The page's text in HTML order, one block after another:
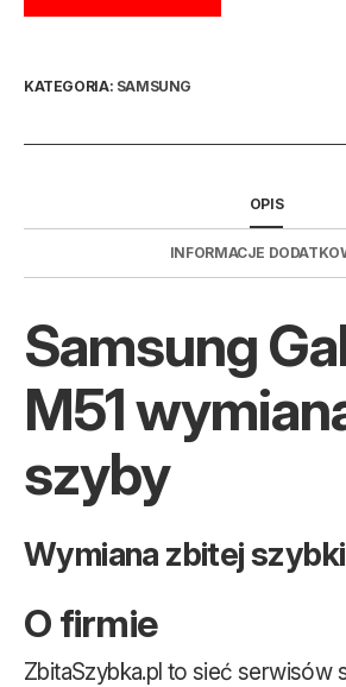
KATEGORIA: SAMSUNG
OPIS
INFORMACJE
Samsung
M51
szyby
Wymiana zbitej szybki
O firmie
ZbitaSzybka.pl to sieć serwisów